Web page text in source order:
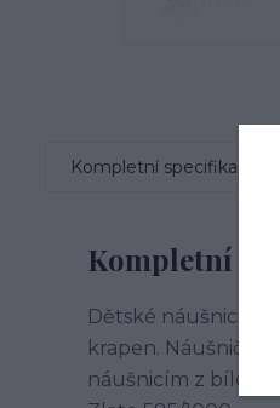
Kompletní specifikace
Kompletní
Dětské náušnice z
krapen. Náušničky
náušnicím z bílého